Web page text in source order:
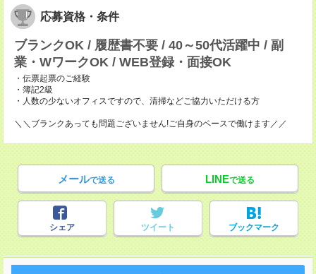
応募資格・条件
ブランクOK / 履歴書不要 / 40～50代活躍中 / 副
業・WワークOK / WEB登録・面接OK
・伝票起票のご経験
・簿記2級
・人数の少ないオフィスですので、清掃などご協力いただける方
＼＼ブランクあっても問題ございません!ご自身のペースで働けます／／
メールで送る LINEで送る
シェア ツイート ブックマーク